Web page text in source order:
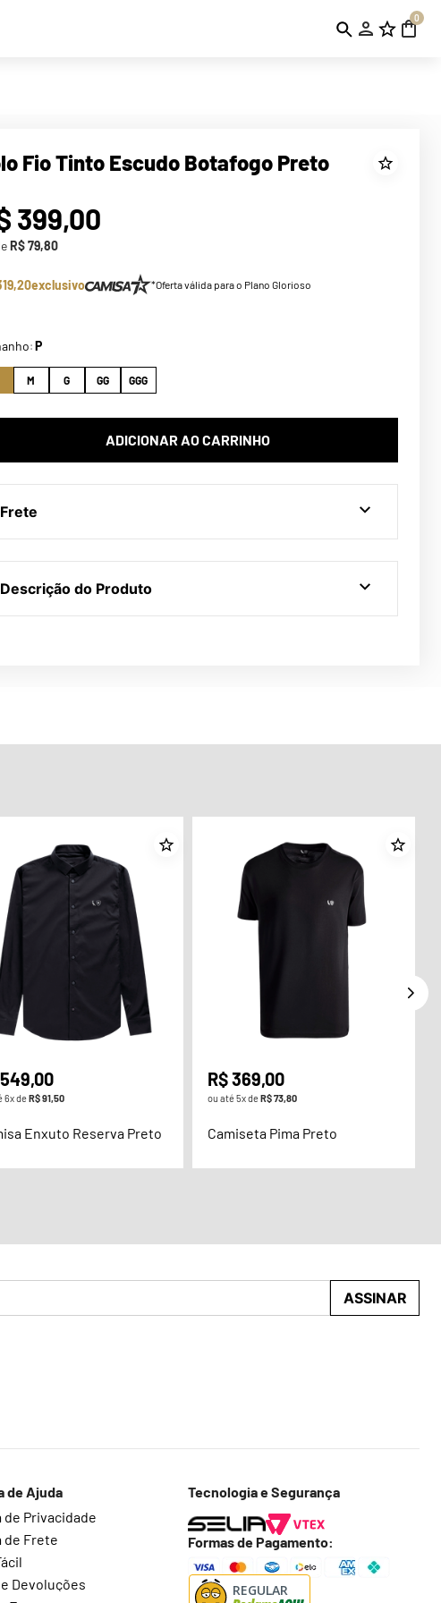
0
Fio Tinto Escudo Botafogo Preto
399,00
R$ 79,80
exclusivo *Oferta válida para o Plano Glorioso
: P
G GG GGG
M
ADICIONAR AO CARRINHO
Frete
Descrição do Produto
549,00
6x deR$91,50
Enxuto Reserva Preto
R$369,00
ou até5x deR$73,80
Camiseta Pima Preto
ASSINAR
de Ajuda
de Privacidade
de Frete
Devoluções
Tecnologia e Segurança
Formas de Pagamento:
REGULAR